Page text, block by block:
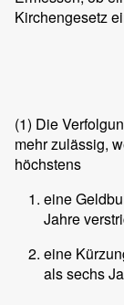
Kirchengesetz
(1) Die
mehr zulässig,
höchstens
eine
Jahre
eine
als sechs